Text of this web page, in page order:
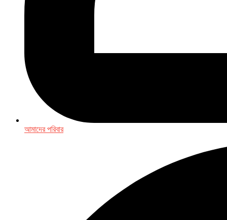
আমাদের পরিবার